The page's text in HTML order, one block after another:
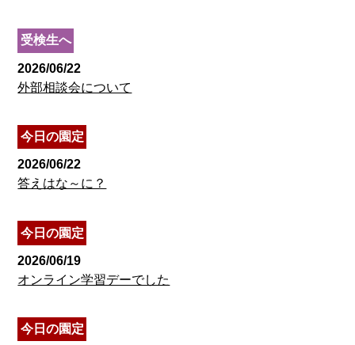
受検生へ
2026/06/22
外部相談会について
今日の園定
2026/06/22
答えはな～に？
今日の園定
2026/06/19
オンライン学習デーでした
今日の園定